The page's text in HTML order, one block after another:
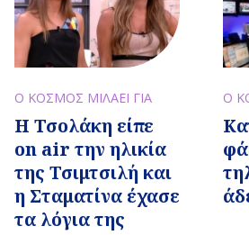
Ο ΚΟΣΜΟΣ ΜΙΛΑΕΙ ΓΙΑ
Η Τσολάκη είπε
on air την ηλικία
της Τσιμτσιλή και
η Σταματίνα έχασε
τα λόγια της
Ο